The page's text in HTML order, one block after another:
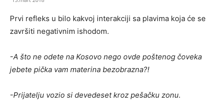
Prvi refleks u bilo kakvoj interakciji sa plavima koja će se
završiti negativnim ishodom.
-A što ne odete na Kosovo nego ovde poštenog čoveka
jebete pička vam materina bezobrazna?!
-Prijatelju vozio si devedeset kroz pešačku zonu.